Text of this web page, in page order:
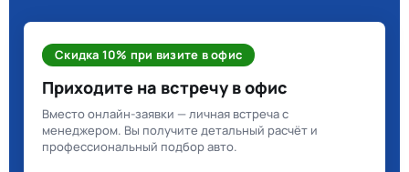
Скидка 10% при визите в офис
Приходите на встречу в офис
Вместо онлайн-заявки — личная встреча с
менеджером. Вы получите детальный расчёт и
профессиональный подбор авто.